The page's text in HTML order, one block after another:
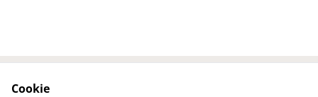
Cookie